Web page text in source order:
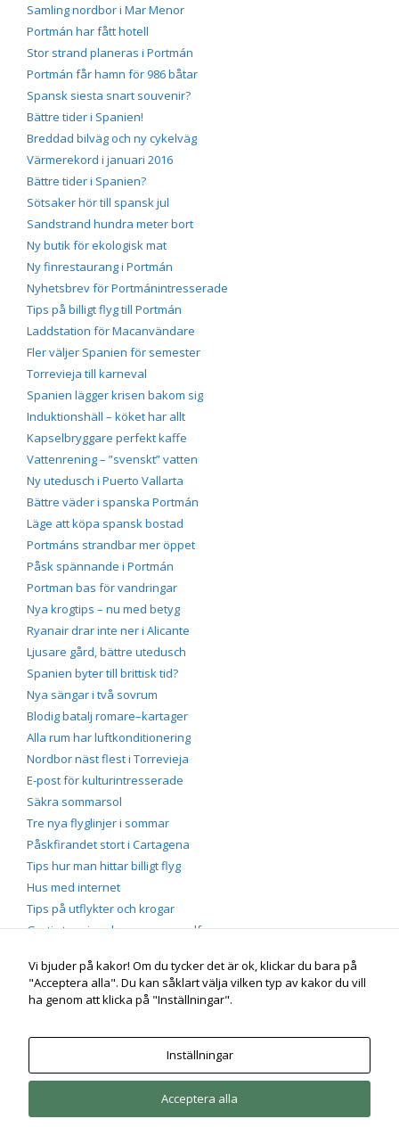
Samling nordbor i Mar Menor
Portmán har fått hotell
Stor strand planeras i Portmán
Portmán får hamn för 986 båtar
Spansk siesta snart souvenir?
Bättre tider i Spanien!
Breddad bilväg och ny cykelväg
Värmerekord i januari 2016
Bättre tider i Spanien?
Sötsaker hör till spansk jul
Sandstrand hundra meter bort
Ny butik för ekologisk mat
Ny finrestaurang i Portmán
Nyhetsbrev för Portmánintresserade
Tips på billigt flyg till Portmán
Laddstation för Macanvändare
Fler väljer Spanien för semester
Torrevieja till karneval
Spanien lägger krisen bakom sig
Induktionshäll – köket har allt
Kapselbryggare perfekt kaffe
Vattenrening – ”svenskt” vatten
Ny utedusch i Puerto Vallarta
Bättre väder i spanska Portmán
Läge att köpa spansk bostad
Portmáns strandbar mer öppet
Påsk spännande i Portmán
Portman bas för vandringar
Nya krogtips – nu med betyg
Ryanair drar inte ner i Alicante
Ljusare gård, bättre utedusch
Spanien byter till brittisk tid?
Nya sängar i två sovrum
Blodig batalj romare–kartager
Alla rum har luftkonditionering
Nordbor näst flest i Torrevieja
E-post för kulturintresserade
Säkra sommarsol
Tre nya flyglinjer i sommar
Påskfirandet stort i Cartagena
Tips hur man hittar billigt flyg
Hus med internet
Tips på utflykter och krogar
Gratis tennis och massor av golf
Portmán vid MedelhavetGenuin spansk by på Costa
instagram.com/jorgen_bengtson | Agneta och
© 2026 Hus vid Medelhavet• Byggt medGeneratePress
Vi bjuder på kakor! Om du tycker det är ok, klickar du bara på
"Acceptera alla". Du kan såklart välja vilken typ av kakor du vill
ha genom att klicka på "Inställningar".
Inställningar
Acceptera alla